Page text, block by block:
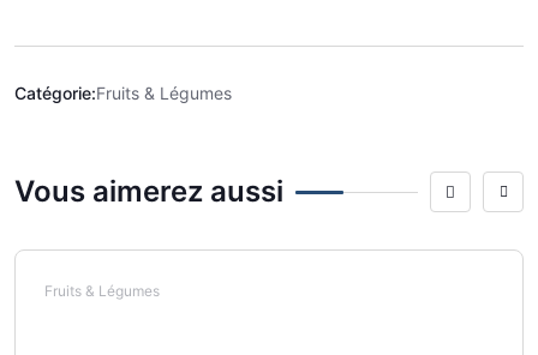
Catégorie:Fruits & Légumes
Vous aimerez aussi
Fruits & Légumes